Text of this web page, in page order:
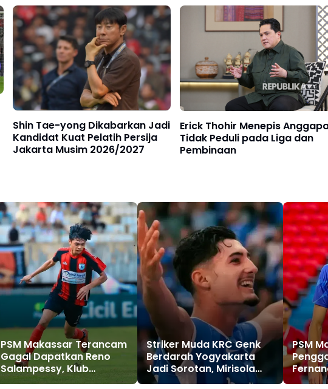
Pertama!
Shin Tae-yong Dikabarkan Jadi
Kandidat Kuat Pelatih Persija
Jakarta Musim 2026/2027
Erick Thohir Menepis
Tidak Peduli pada Liga dan
Pembinaan
PSM Makassar Terancam
Gagal Dapatkan Reno
Salampessy, Klub
Raksasa Super League
Striker Muda KRC Genk
Berdarah Yogyakarta
Jadi Sorotan, Mirisola
Disebut Berpotensi
PSM
Nenad